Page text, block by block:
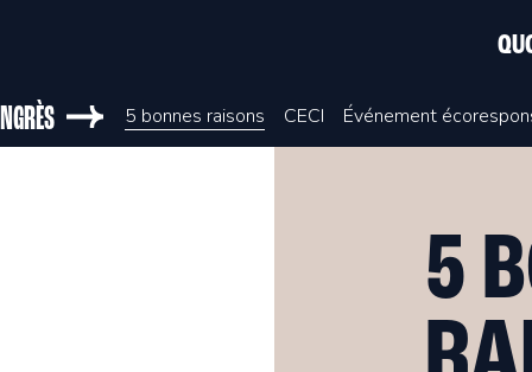
5 bonnes raisons CECI Événement
5